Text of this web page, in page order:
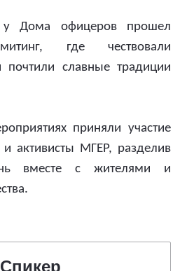
Дома офицеров прошел
где чествовали
почтили славные традиции
приняли участие
активисты МГЕР, разделив
вместе с жителями и
Спикер